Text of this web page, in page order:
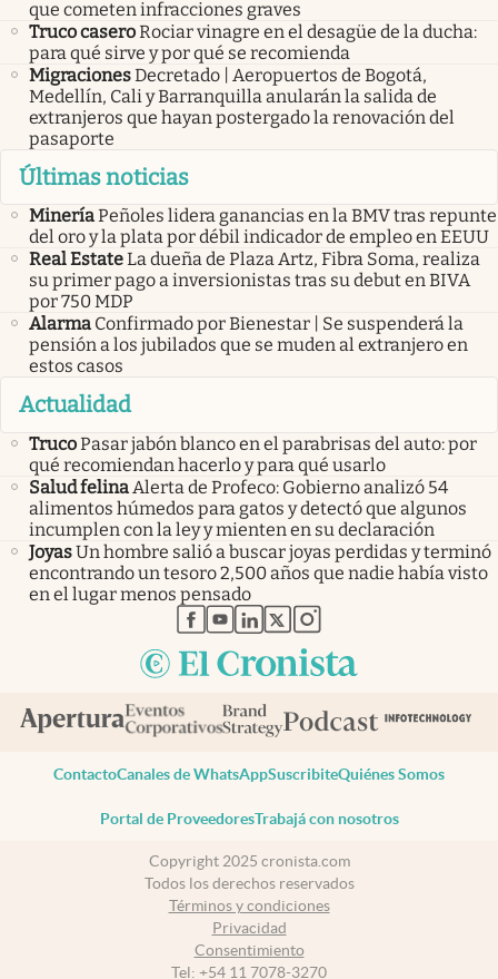
que cometen infracciones graves
Truco caseroRociar vinagre en el desagüe de la ducha:
para qué sirve y por qué se recomienda
MigracionesDecretado | Aeropuertos de Bogotá,
Medellín, Cali y Barranquilla anularán la salida de
extranjeros que hayan postergado la renovación del
pasaporte
Últimas noticias
MineríaPeñoles lidera ganancias en la BMV tras repunte
del oro y la plata por débil indicador de empleo en EEUU
Real EstateLa dueña de Plaza Artz, Fibra Soma, realiza
su primer pago a inversionistas tras su debut en BIVA
por 750 MDP
Alarma Confirmado por Bienestar | Se suspenderá la
pensión a los jubilados que se muden al extranjero en
estos casos
Actualidad
TrucoPasar jabón blanco en el parabrisas del auto: por
qué recomiendan hacerlo y para qué usarlo
Salud felina Alerta de Profeco: Gobierno analizó 54
alimentos húmedos para gatos y detectó que algunos
incumplen con la ley y mienten en su declaración
JoyasUn hombre salió a buscar joyas perdidas y terminó
encontrando un tesoro 2,500 años que nadie había visto
en el lugar menos pensado
abre en nueva pestaña
abre en nueva pestaña
abre en nueva pestaña
abre en nueva pestaña
abre en nueva pestaña
ContactoCanales de WhatsAppSuscribiteQuiénes Somos
Portal de ProveedoresTrabajá con nosotros
Copyright 2025 cronista.com
Todos los derechos reservados
Términos y condiciones
Privacidad
Consentimiento
Tel: +54 11 7078-3270